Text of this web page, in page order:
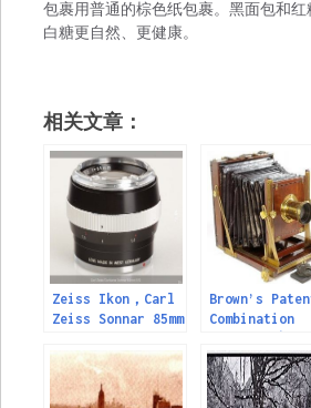
包裹用普通的棕色纸包裹。黑面包和红
白糖更自然、更健康。
相关文章：
Zeiss Ikon，Carl
Zeiss Sonnar 85mm
M42口镜头
Brown’s
Combination
组合相机